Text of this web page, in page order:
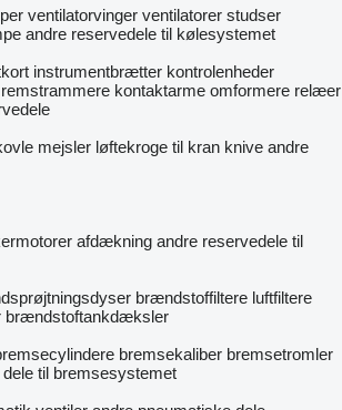
ventilatorvinger ventilatorer studser
andre reservedele til kølesystemet
instrumentbrætter kontrolenheder
remstrammere kontaktarme omformere relæer
mejsler løftekroge til kran knive andre
afdækning andre reservedele til
brændstoffiltere luftfiltere
brændstoftankdæksler
bremsekaliber bremsetromler
dele til bremsesystemet